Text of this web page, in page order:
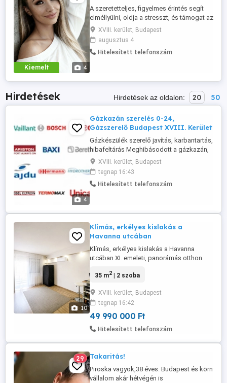
Kiemelt 4
A szeretetteljes, figyelmes érintés segít
elméllyülni, oldja a stresszt, és támogat az
önismeret útján. Ez nem csak egy
masszázs egy belső utazás, ahol újra
kapcsolódhatsz a nyugalomhoz, a
harmóniához és önmagadhoz! Több mint
XVIII. kerület, Budapest
augusztus 4
Hitelesített telefonszám
Hirdetések Hirdetések az oldalon: 20 50
4
Gázkazán szerelés 0-24,
Gázszerelő Budapest XVIII. Kerület
Gázkészülék szerelő javítás, karbantartás,
hibafeltárás Meghibásodott a gázkazán,
cirkó vagy vízmelegítő? Nem indul el a
készülék, hibakódot jelez, nincs fűtés
vagy melegvíz? Gázkészülék szerelés és
szerviz: gázkazán javítás és karbantartás
XVIII. kerület, Budapest
tegnap 16:43
Hitelesített telefonszám
10
Klímás, erkélyes kislakás a
Havanna utcában
Klímás, erkélyes kislakás a Havanna
utcában XI. emeleti, panorámás otthon
utcában eladó egy 35 m -es, 1,5 szobás,
legfelső emeletén található ingatlan
részben felújított állapotú. A lakás
praktikus kialakításának, kedvező ...
35 m2| 2 szoba
XVIII. kerület, Budapest
tegnap 16:42
49 990 000 Ft
Hitelesített telefonszám
29 Takaritás!
Piroska vagyok,38 éves. Budapest és
vállalom akár hétvégén is